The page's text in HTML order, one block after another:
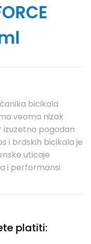
bicikala
veoma nizak
pogodan
i brdskih bicikala je
uticaje
i performansi
platiti: